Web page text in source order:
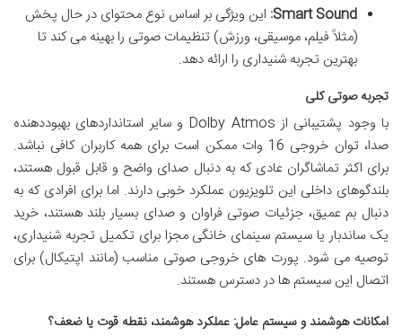
Smart Sound: این ویژگی بر اساس نوع محتوای در حال پخش
(مثلاً فیلم، موسیقی، ورزش) تنظیمات صوتی را بهینه می کند تا
بهترین تجربه شنیداری را ارائه دهد.
تجربه صوتی کلی
با وجود پشتیبانی از Dolby Atmos و سایر استانداردهای بهبوددهنده
صدا، توان خروجی 16 وات ممکن است برای همه کاربران کافی نباشد.
برای اکثر تماشاگران عادی که به دنبال صدای واضح و قابل قبول هستند،
بلندگوهای داخلی این تلویزیون عملکرد خوبی دارند. اما برای افرادی که به
دنبال بم عمیق، جزئیات صوتی فراوان و صدای بسیار بلند هستند، خرید
یک ساندبار یا سیستم سینمای خانگی مجزا برای تکمیل تجربه شنیداری،
توصیه می شود. پورت های خروجی صوتی مناسب (مانند اپتیکال) برای
اتصال این سیستم ها در دسترس هستند.
امکانات هوشمند و سیستم عامل: عملکرد هوشمند، نقطه قوت یا ضعف؟